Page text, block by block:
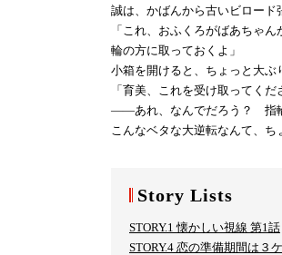
誠は、かばんから古いビロード
「これ、おふくろがばあちゃ
輪の方に取っておくよ」
小箱を開けると、ちょっと大ぶ
「育美、これを受け取ってく
――あれ、なんでだろう？ 指
こんなベタな大逆転なんて、ち
Story Lists
STORY.1 懐かしい視線 第1話
STORY.4 恋の準備期間は３